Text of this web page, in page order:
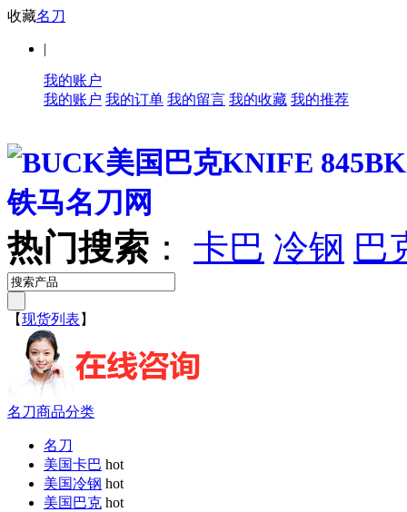
收藏名刀
|
我的账户
我的账户 我的订单 我的留言 我的收藏 我的推荐
热门搜索 ： 卡巴 冷钢 巴
【现货列表 】
名刀商品分类
名刀
美国卡巴 hot
美国冷钢 hot
美国巴克 hot